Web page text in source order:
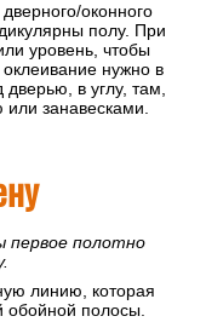
оконного
полу. При
уровень, чтобы
нужно в
в углу, там,
или занавесками.
первое полотно
линию, которая
обойной полосы.